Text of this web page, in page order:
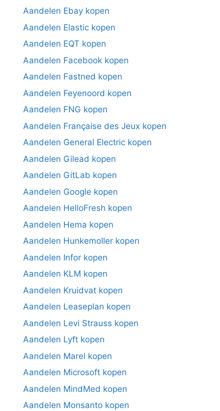
Aandelen Ebay kopen
Aandelen Elastic kopen
Aandelen EQT kopen
Aandelen Facebook kopen
Aandelen Fastned kopen
Aandelen Feyenoord kopen
Aandelen FNG kopen
Aandelen Française des Jeux kopen
Aandelen General Electric kopen
Aandelen Gilead kopen
Aandelen GitLab kopen
Aandelen Google kopen
Aandelen HelloFresh kopen
Aandelen Hema kopen
Aandelen Hunkemoller kopen
Aandelen Infor kopen
Aandelen KLM kopen
Aandelen Kruidvat kopen
Aandelen Leaseplan kopen
Aandelen Levi Strauss kopen
Aandelen Lyft kopen
Aandelen Marel kopen
Aandelen Microsoft kopen
Aandelen MindMed kopen
Aandelen Monsanto kopen